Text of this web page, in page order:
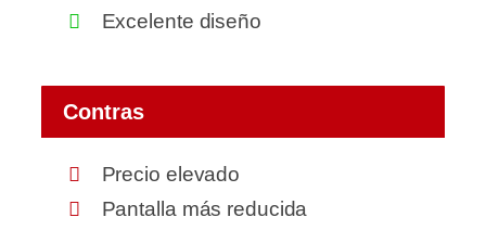
Excelente diseño
Contras
Precio elevado
Pantalla más reducida